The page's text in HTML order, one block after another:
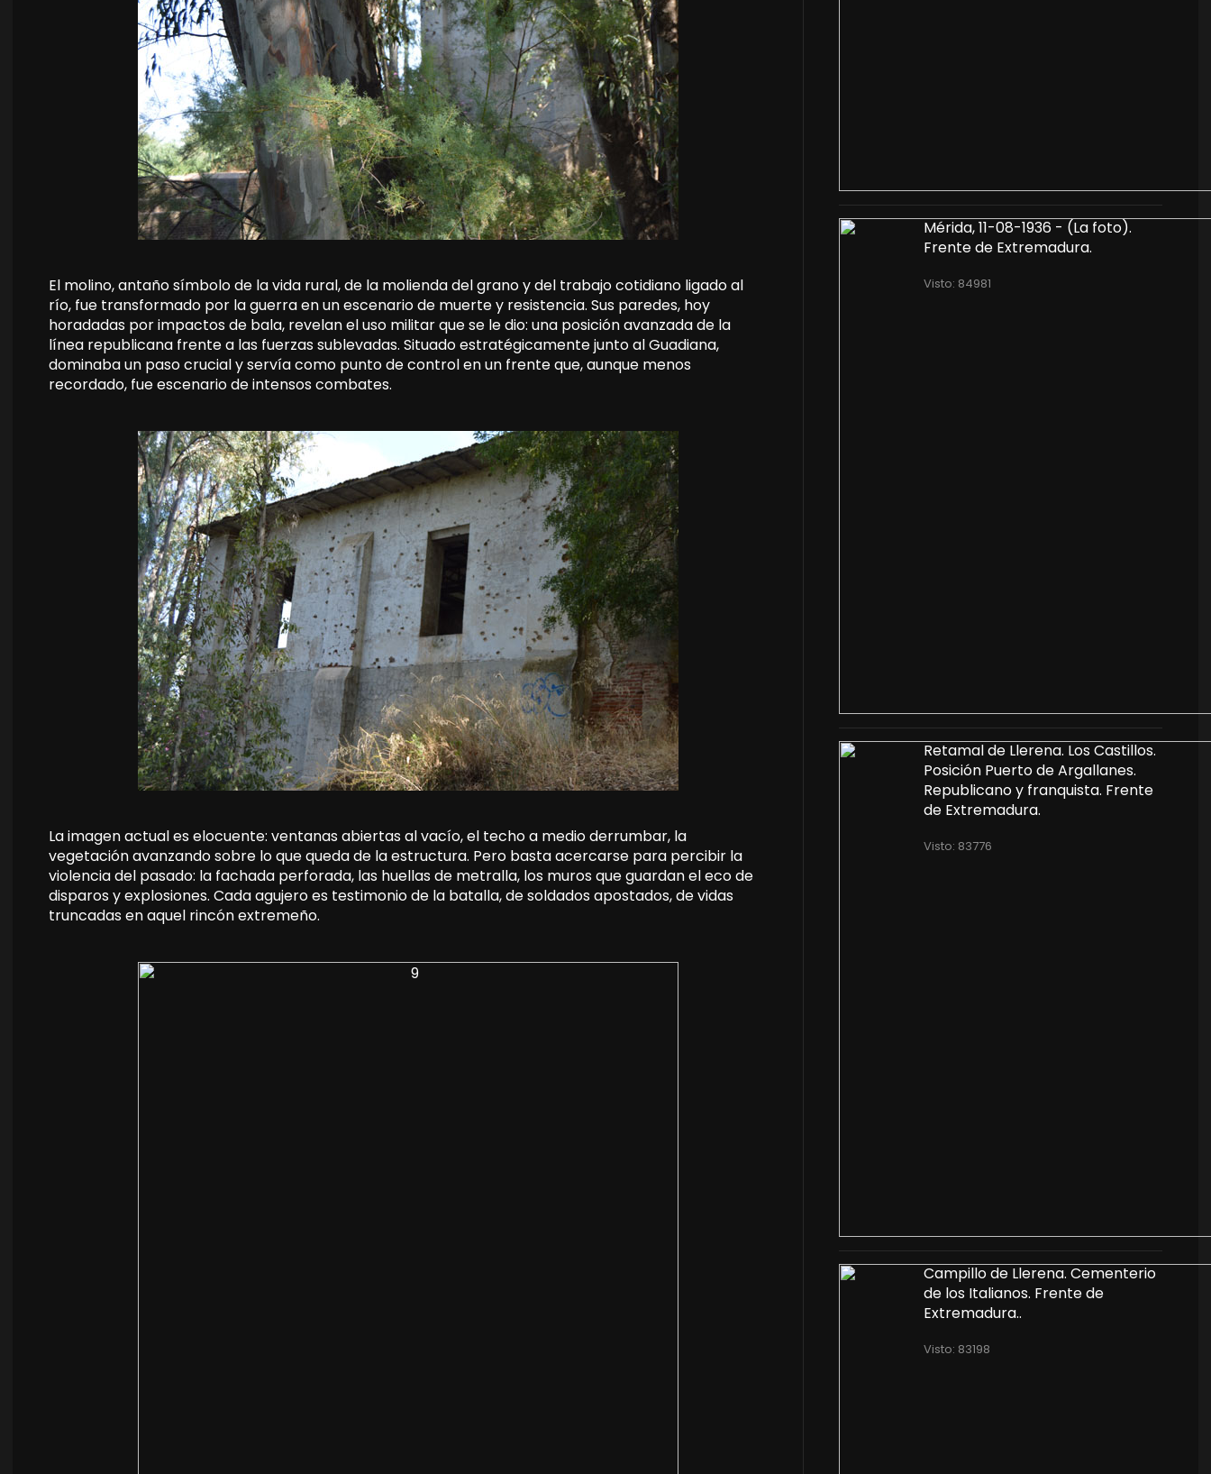
El molino, antaño símbolo de la vida rural, de la molienda del grano y del trabajo cotidiano ligado al
río, fue transformado por la guerra en un escenario de muerte y resistencia. Sus paredes, hoy
horadadas por impactos de bala, revelan el uso militar que se le dio: una posición avanzada de la
línea republicana frente a las fuerzas sublevadas. Situado estratégicamente junto al Guadiana,
dominaba un paso crucial y servía como punto de control en un frente que, aunque menos
recordado, fue escenario de intensos combates.
La imagen actual es elocuente: ventanas abiertas al vacío, el techo a medio derrumbar, la
vegetación avanzando sobre lo que queda de la estructura. Pero basta acercarse para percibir la
violencia del pasado: la fachada perforada, las huellas de metralla, los muros que guardan el eco de
disparos y explosiones. Cada agujero es testimonio de la batalla, de soldados apostados, de vidas
truncadas en aquel rincón extremeño.
Mérida, 11-08-1936 - (La foto).
Frente de Extremadura.
Visto: 84981
Retamal de Llerena. Los Castillos.
Posición Puerto de Argallanes.
Republicano y franquista. Frente
de Extremadura.
Visto: 83776
Campillo de Llerena. Cementerio
de los Italianos. Frente de
Extremadura..
Visto: 83198